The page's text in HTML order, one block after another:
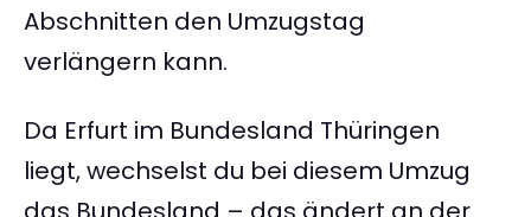
Abschnitten den Umzugstag
verlängern kann.
Da Erfurt im Bundesland Thüringen
liegt, wechselst du bei diesem Umzug